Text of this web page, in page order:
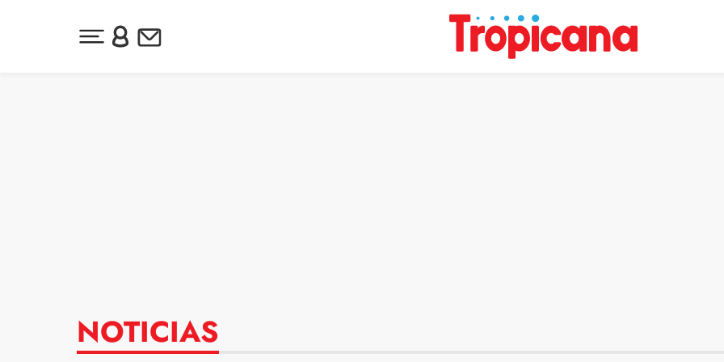
Desplegar menú principal
Inicia sesión o regístrate
Newsletter
NOTICIAS